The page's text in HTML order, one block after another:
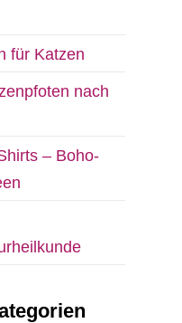
für Katzen
nach
– Boho-